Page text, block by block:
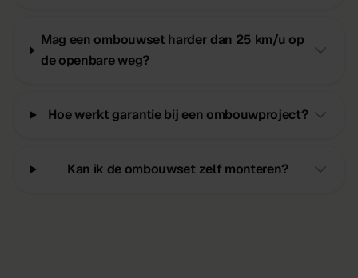
Mag een ombouwset harder dan 25 km/u op
de openbare weg?
Hoe werkt garantie bij een ombouwproject?
Kan ik de ombouwset zelf monteren?